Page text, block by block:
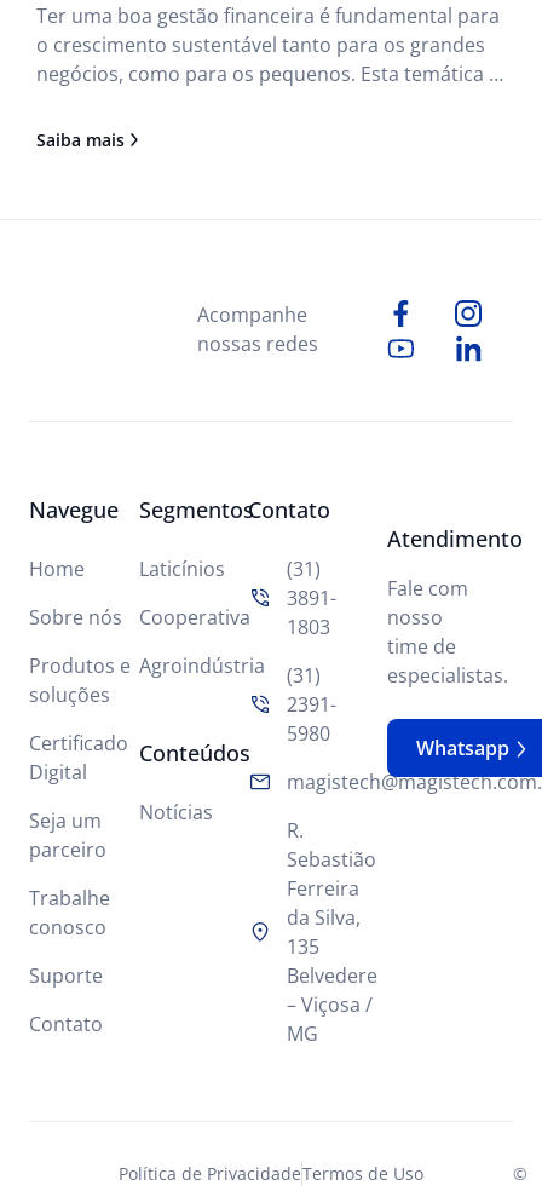
Ter uma boa gestão financeira é fundamental para
o crescimento sustentável tanto para os grandes
negócios, como para os pequenos. Esta temática é
vivemos períodos de instabilidade econômica, uma
Saiba mais
Acompanhe
nossas redes
Navegue
Home
Sobre nós
Produtos e
soluções
Certificado
Digital
Seja um
parceiro
Trabalhe
conosco
Suporte
Contato
Segmentos
Laticínios
Cooperativa
Agroindústria
Conteúdos
Notícias
Contato
(31)
3891-
1803
(31)
2391-
5980
R.
Sebastião
Ferreira
da Silva,
135
Belvedere
– Viçosa /
MG
Atendimento
Fale com
nosso
time de
especialistas.
Whatsapp
Política de PrivacidadeTermos de Uso
©